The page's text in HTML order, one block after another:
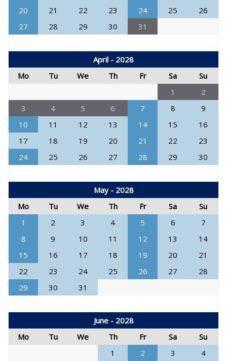
20
21 22 23 24 25
26
27
28 29 30 31
April - 2028
Mo
Tu We Th Fr Sa
Su
1
2
3
4 5 6 7 8
9
10
11 12 13 14 15
16
17
18 19 20 21 22
23
24
25 26 27 28 29 30
May - 2028
Mo
Tu We Th Fr Sa
Su
1
2 3 4 5 6
7
8
9 10 11 12 13
14
15
16 17 18 19 20
21
22
23 24 25 26 27
28
29
30 31
June - 2028
Mo
Tu We Th Fr Sa
Su
1
2 3 4